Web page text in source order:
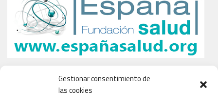
Gestionar consentimiento de
las cookies